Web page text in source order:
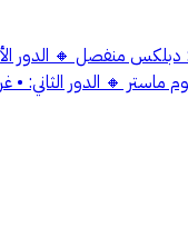
– تصميم راقٍ وتشطيب مميز ✨ فرصة سكن فاخرة لعشّاق
داخلي خاص يضيف لمسة هدوء وخصوصية 🔸 الدور الأول: •